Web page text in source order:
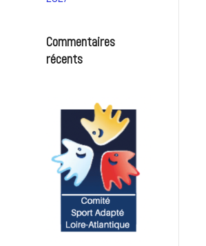
Commentaires
récents